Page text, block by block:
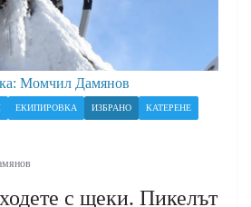
Момчил Дамянов
ЕКИПИРОВКА ИЗБРАНО КАТЕРЕНЕ
с щеки. Пикелът